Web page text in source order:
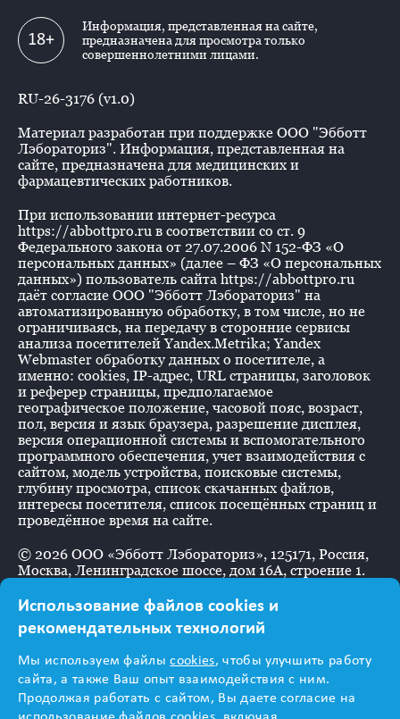
18+
Информация, представленная на сайте,
предназначена для просмотра только
совершеннолетними лицами.
RU-26-3176 (v1.0)
Материал разработан при поддержке ООО "Эбботт
Лэбораториз". Информация, представленная на
сайте, предназначена для медицинских и
фармацевтических работников.
При использовании интернет-ресурса
https://abbottpro.ru в соответствии со ст. 9
Федерального закона от 27.07.2006 N 152-ФЗ «О
персональных данных» (далее – ФЗ «О персональных
данных») пользователь сайта https://abbottpro.ru
даёт согласие ООО "Эбботт Лэбораториз" на
автоматизированную обработку, в том числе, но не
ограничиваясь, на передачу в сторонние сервисы
анализа посетителей Yandex.Metrika; Yandex
Webmaster обработку данных о посетителе, а
именно: cookies, IP-адрес, URL страницы, заголовок
и реферер страницы, предполагаемое
географическое положение, часовой пояс, возраст,
пол, версия и язык браузера, разрешение дисплея,
версия операционной системы и вспомогательного
программного обеспечения, учет взаимодействия с
сайтом, модель устройства, поисковые системы,
глубину просмотра, список скачанных файлов,
интересы посетителя, список посещённых страниц и
проведённое время на сайте.
© 2026 ООО «Эбботт Лэбораториз», 125171, Россия,
Москва, Ленинградское шоссе, дом 16А, строение 1.
Информация
предназначена для
Использование файлов cookies и
рекомендательных технологий
Мы используем файлыcookies, чтобы улучшить работу
сайта, а также Ваш опыт взаимодействия с ним.
Продолжая работать с сайтом, Вы даете согласие на